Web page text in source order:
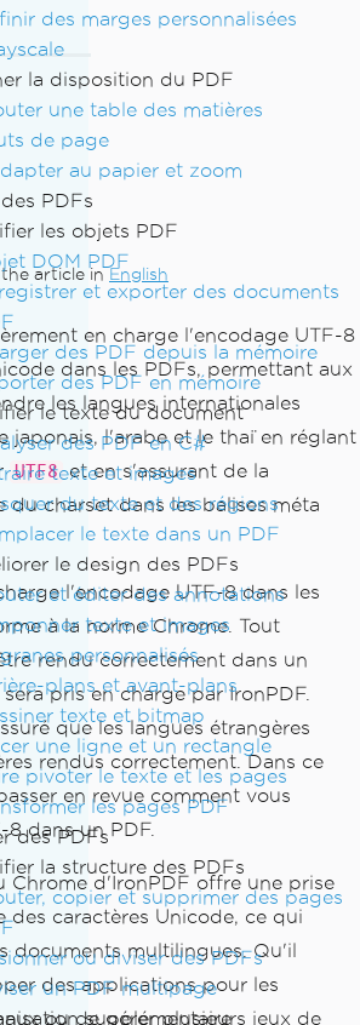
des marges personnalisées
la disposition du PDF
une table des matières
de page
au papier et zoom
PDFs
les objets PDF
DOM PDF
et exporter des documents
des PDF depuis la mémoire
des PDF en mémoire
le texte du document
des PDF en C#
texte et images
du texte et des régions
le texte dans un PDF
le design des PDFs
et éditer des annotations
texte et images
personnalisés
plans et avant-plans
texte et bitmap
une ligne et un rectangle
pivoter le texte et les pages
les pages PDF
des PDFs
la structure des PDFs
copier et supprimer des pages
ou diviser des PDFs
un PDF multipage
supplémentaire
article in English
en charge l'encodage UTF-8
dans les PDFs, permettant aux
les langues internationales
japonais, l'arabe et le thaï en réglant
UTF8 et en s'assurant de la
du charset dans les balises méta
l'encodage UTF-8 dans les
à la norme Chrome. Tout
rendu correctement dans un
pris en charge par IronPDF.
que les langues étrangères
rendus correctement. Dans ce
en revue comment vous
8 dans un PDF.
Chrome d'IronPDF offre une prise
des caractères Unicode, ce qui
documents multilingues. Qu'il
des applications pour les
ou de gérer plusieurs jeux de